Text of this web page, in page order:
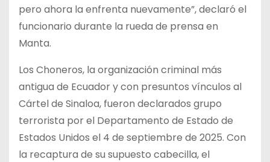
pero ahora la enfrenta nuevamente”, declaró el
funcionario durante la rueda de prensa en
Manta.
Los Choneros, la organización criminal más
antigua de Ecuador y con presuntos vínculos al
Cártel de Sinaloa, fueron declarados grupo
terrorista por el Departamento de Estado de
Estados Unidos el 4 de septiembre de 2025. Con
la recaptura de su supuesto cabecilla, el